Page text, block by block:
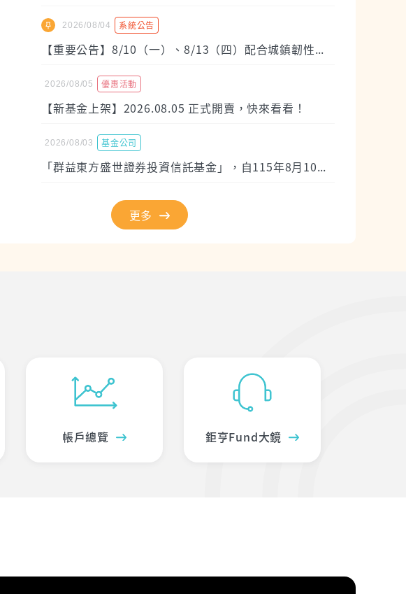
2026/08/04 系統公告
【重要公告】8/10（一）、8/13（四）配合城鎮韌性演習，部分地區行動網路服務可能受影響
2026/08/05 優惠活動
【新基金上架】2026.08.05 正式開賣，快來看看！
2026/08/03 基金公司
「群益東方盛世證券投資信託基金」，自115年8月10日起新增美元計價及日圓計價受益權單位相關事宜。
更多
帳戶總覽 鉅亨Fund大鏡